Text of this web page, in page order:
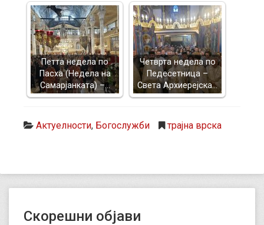
Петта недела по
Пасха (Недела на
Самарјанката) –…
Четврта недела по
Педесетница –
Света Архиерејска…
Актуелности, Богослужби трајна врска
Скорешни објави